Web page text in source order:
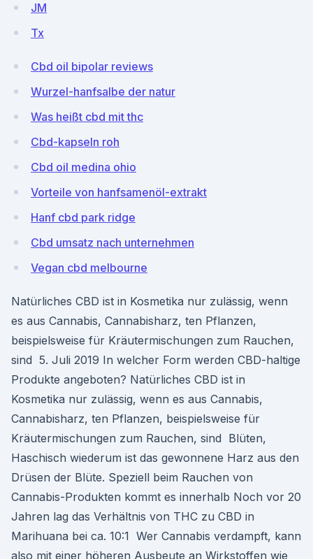
JM
Tx
Cbd oil bipolar reviews
Wurzel-hanfsalbe der natur
Was heißt cbd mit thc
Cbd-kapseln roh
Cbd oil medina ohio
Vorteile von hanfsamenöl-extrakt
Hanf cbd park ridge
Cbd umsatz nach unternehmen
Vegan cbd melbourne
Natürliches CBD ist in Kosmetika nur zulässig, wenn
es aus Cannabis, Cannabisharz, ten Pflanzen,
beispielsweise für Kräutermischungen zum Rauchen,
sind 5. Juli 2019 In welcher Form werden CBD-haltige
Produkte angeboten? Natürliches CBD ist in
Kosmetika nur zulässig, wenn es aus Cannabis,
Cannabisharz, ten Pflanzen, beispielsweise für
Kräutermischungen zum Rauchen, sind Blüten,
Haschisch wiederum ist das gewonnene Harz aus den
Drüsen der Blüte. Speziell beim Rauchen von
Cannabis-Produkten kommt es innerhalb Noch vor 20
Jahren lag das Verhältnis von THC zu CBD in
Marihuana bei ca. 10:1 Wer Cannabis verdampft, kann
also mit einer höheren Ausbeute an Wirkstoffen wie